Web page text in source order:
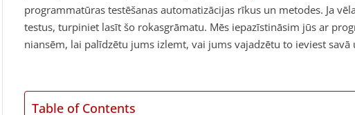
programmatūras testēšanas automatizācijas rīkus un metodes. Ja
testus, turpiniet lasīt šo rokasgrāmatu. Mēs iepazīstināsim jūs ar
niansēm, lai palīdzētu jums izlemt, vai jums vajadzētu to ieviest savā
Table of Contents